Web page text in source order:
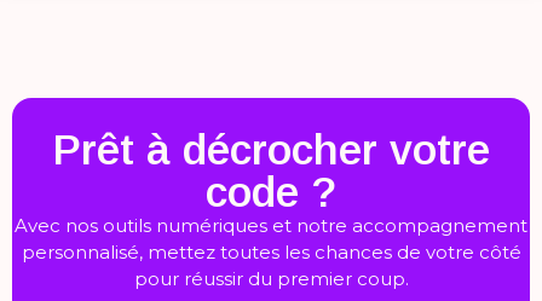
Prêt à décrocher votre
code ?
Avec nos outils numériques et notre accompagnement
personnalisé, mettez toutes les chances de votre côté
pour réussir du premier coup.